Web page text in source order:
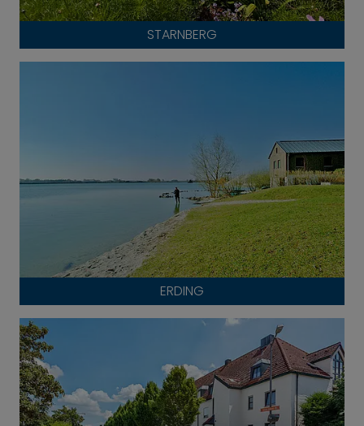
STARNBERG
ERDING